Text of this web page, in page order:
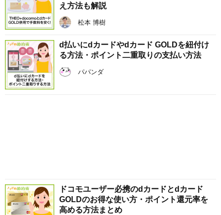
え方法も解説
松本 博樹
d払いにdカードやdカード GOLDを紐付け
る方法・ポイント二重取りの支払い方法
パパンダ
ドコモユーザー必携のdカードとdカード
GOLDのお得な使い方・ポイント還元率を
高める方法まとめ